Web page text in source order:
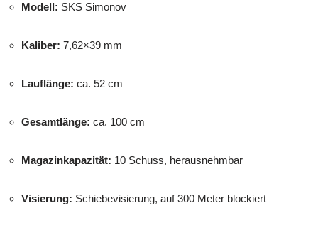
Modell: SKS Simonov
Kaliber: 7,62×39 mm
Lauflänge: ca. 52 cm
Gesamtlänge: ca. 100 cm
Magazinkapazität: 10 Schuss, herausnehmbar
Visierung: Schiebevisierung, auf 300 Meter blockiert